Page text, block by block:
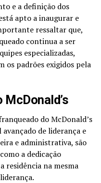
e a definição dos
apto a inaugurar e
ressaltar que,
continua a ser
especializadas,
os padrões exigidos pela
do McDonald’s
de liderança e
e administrativa, são
a dedicação
residência na mesma